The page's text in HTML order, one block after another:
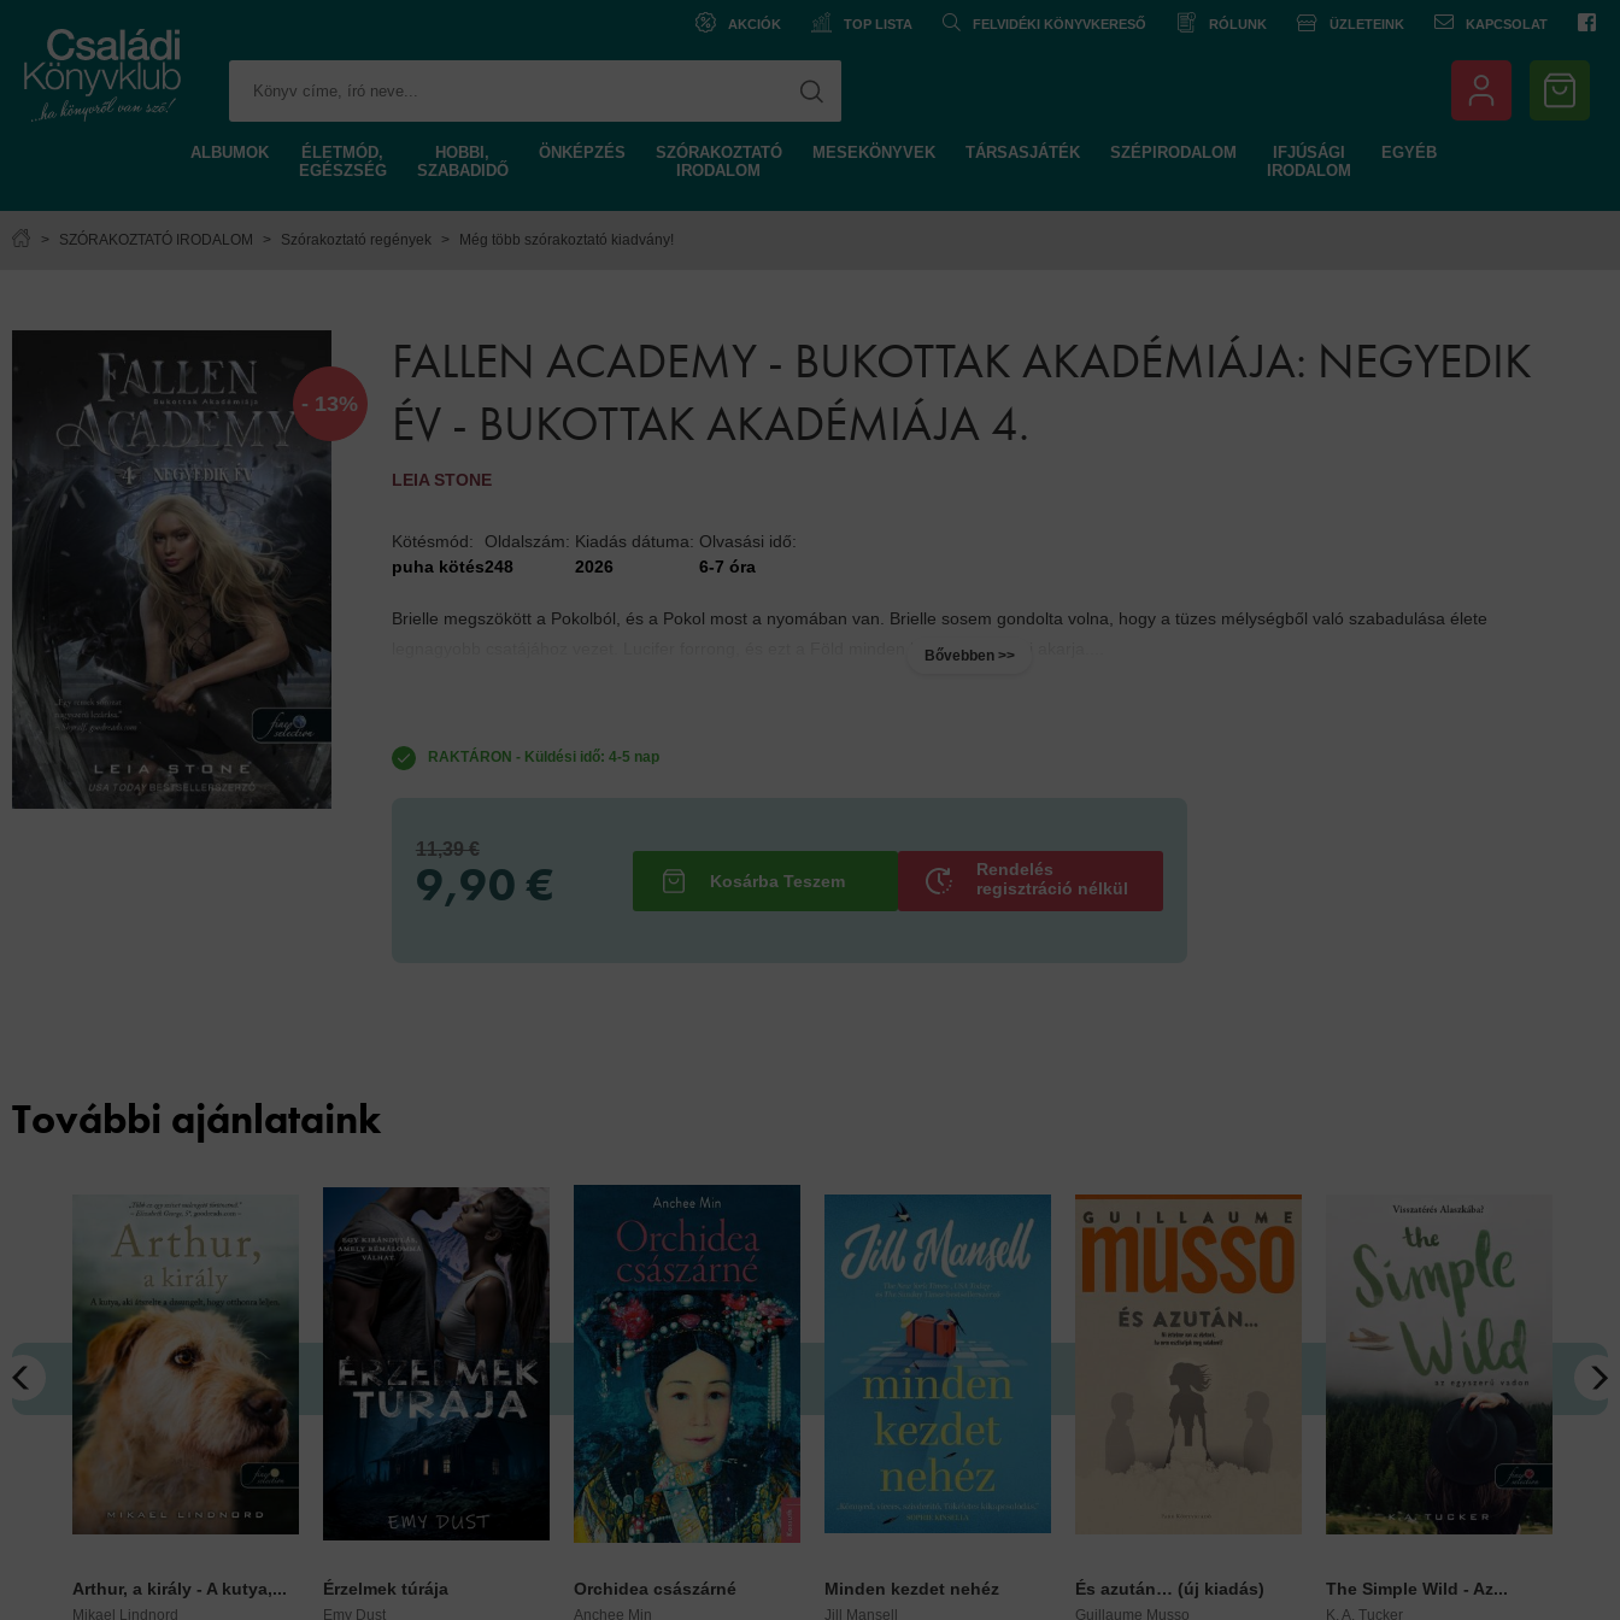
AKCIÓK TOP LISTA FELVIDÉKI KÖNYVKERESŐ RÓLUNK ÜZLETEINK KAPCSOLAT
ALBUMOK
ÉLETMÓD,
EGÉSZSÉG
HOBBI,
SZABADIDŐ
ÖNKÉPZÉS
SZÓRAKOZTATÓ
IRODALOM
MESEKÖNYVEK TÁRSASJÁTÉK SZÉPIRODALOM
IFJÚSÁGI
IRODALOM
EGYÉB
> SZÓRAKOZTATÓ IRODALOM > Szórakoztató regények > Még több szórakoztató kiadvány!
- 13%
FALLEN ACADEMY - BUKOTTAK AKADÉMIÁJA: NEGYEDIK
ÉV - BUKOTTAK AKADÉMIÁJA 4.
LEIA STONE
Kötésmód:
puha kötés
Oldalszám:
248
Kiadás dátuma:
2026
Olvasási idő:
6-7 óra
Brielle megszökött a Pokolból, és a Pokol most a nyomában van. Brielle sosem gondolta volna, hogy a tüzes mélységből való szabadulása élete
legnagyobb csatájához vezet. Lucifer forrong, és ezt a Föld minden lakójával tudatni akarja....
Bővebben >>
RAKTÁRON - Küldési idő: 4-5 nap
11,39 €
9,90 €
Rendelés
regisztráció nélkül
További ajánlataink
Arthur, a király - A kutya,...
Mikael Lindnord
Érzelmek túrája
Emy Dust
Orchidea császárné
Anchee Min
Minden kezdet nehéz
Jill Mansell
És azután… (új kiadás)
Guillaume Musso
The Simple Wild - Az...
K. A. Tucker